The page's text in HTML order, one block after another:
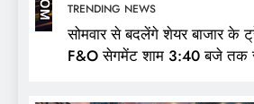
TRENDING NEWS
सोमवार से बदलेंगे शेयर बाजार के
F&O सेगमेंट शाम 3:40 बजे तक